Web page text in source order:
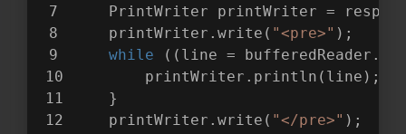
PrintWriter printWriter =
    printWriter.write(
"<pre>" );
while ((line =
        printWriter.println(line);
    }
    printWriter.write(
"</pre>" );